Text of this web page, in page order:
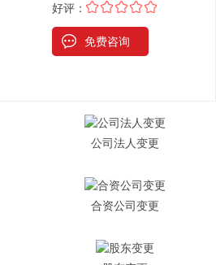
好评：
免费咨询
公司法人变更
合资公司变更